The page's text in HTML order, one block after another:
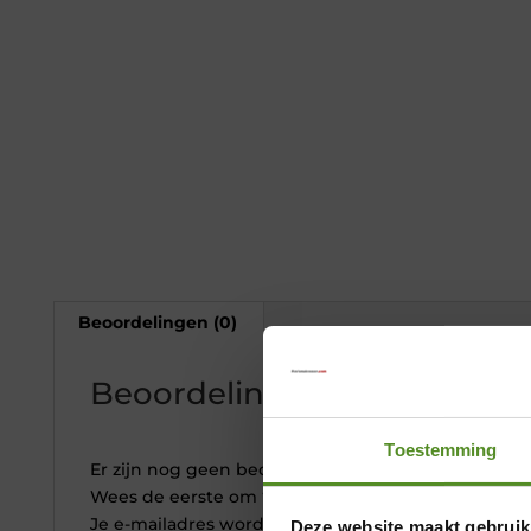
Toestemming
Beoordelingen (0)
Beoordelingen
Er zijn nog geen beoordelingen.
Wees de eerste om “erkendmatras 2x
Je e-mailadres wordt niet gepubliceerd. Vereiste